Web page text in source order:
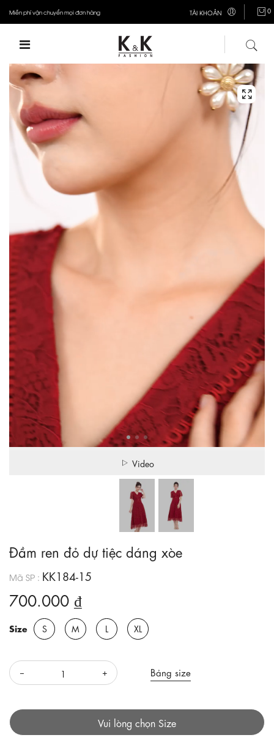
Miễn phí vận chuyển mọi đơn hàng TÀI KHOẢN 0
Video
Đầm ren đỏ dự tiệc dáng xòe
Mã SP : KK184-15
700.000 ₫
Size S M L XL
Bảng size
Vui lòng chọn Size